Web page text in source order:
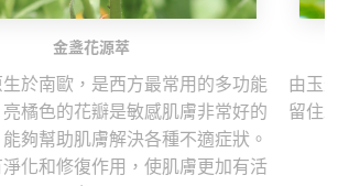
金盞花源萃
於南歐，是西方最常用的多功能
橘色的花瓣是敏感肌膚非常好的
夠幫助肌膚解決各種不適症狀。
化和修復作用，使肌膚更加有活
由玉
留住